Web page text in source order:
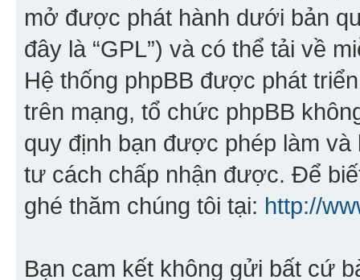
mở được phát hành dưới bản
đây là “GPL”) và có thể tải về
Hệ thống phpBB được phát
trên mạng, tổ chức phpBB
quy định bạn được phép làm
tư cách chấp nhận được. Để
ghé thăm chúng tôi tại: http://
Bạn cam kết không gửi bất cứ